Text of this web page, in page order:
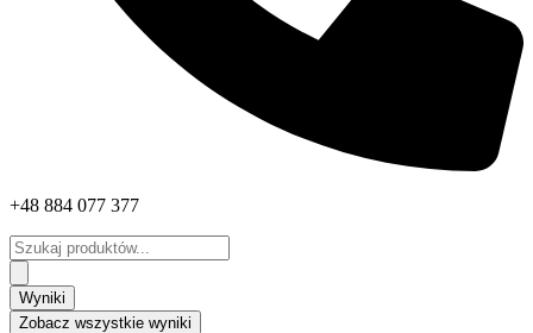
+48 884 077 377
Search
...
Wyniki
Zobacz wszystkie wyniki